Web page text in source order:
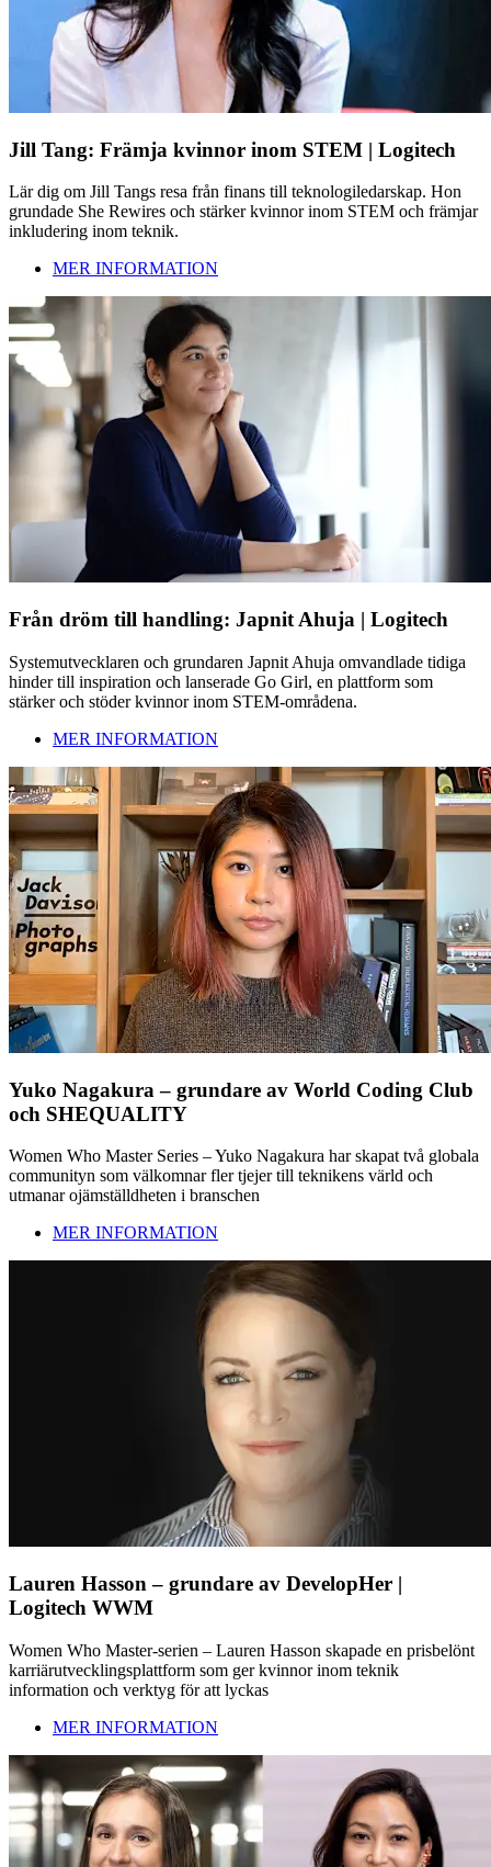
Jill Tang: Främja kvinnor inom STEM | Logitech
Lär dig om Jill Tangs resa från finans till teknologiledarskap. Hon
grundade She Rewires och stärker kvinnor inom STEM och främjar
inkludering inom teknik.
MER INFORMATION
Från dröm till handling: Japnit Ahuja | Logitech
Systemutvecklaren och grundaren Japnit Ahuja omvandlade tidiga
hinder till inspiration och lanserade Go Girl, en plattform som
stärker och stöder kvinnor inom STEM-områdena.
MER INFORMATION
Yuko Nagakura – grundare av World Coding Club
och SHEQUALITY
Women Who Master Series – Yuko Nagakura har skapat två globala
communityn som välkomnar fler tjejer till teknikens värld och
utmanar ojämställdheten i branschen
MER INFORMATION
Lauren Hasson – grundare av DevelopHer |
Logitech WWM
Women Who Master-serien – Lauren Hasson skapade en prisbelönt
karriärutvecklingsplattform som ger kvinnor inom teknik
information och verktyg för att lyckas
MER INFORMATION